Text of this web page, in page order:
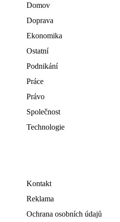
Domov
Doprava
Ekonomika
Ostatní
Podnikání
Práce
Právo
Společnost
Technologie
Kontakt
Reklama
Ochrana osobních údajů